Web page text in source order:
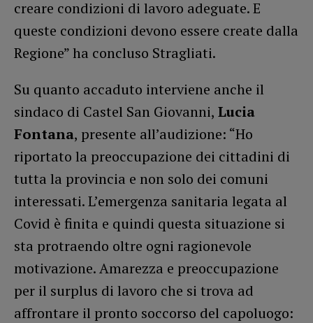
creare condizioni di lavoro adeguate. E
queste condizioni devono essere create dalla
Regione” ha concluso Stragliati.
Su quanto accaduto interviene anche il
sindaco di Castel San Giovanni, Lucia
Fontana, presente all’audizione: “Ho
riportato la preoccupazione dei cittadini di
tutta la provincia e non solo dei comuni
interessati. L’emergenza sanitaria legata al
Covid è finita e quindi questa situazione si
sta protraendo oltre ogni ragionevole
motivazione. Amarezza e preoccupazione
per il surplus di lavoro che si trova ad
affrontare il pronto soccorso del capoluogo: